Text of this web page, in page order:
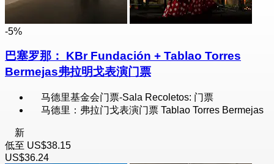
-5%
巴塞罗那： KBr Fundación + Tablao Torres
Bermejas弗拉明戈表演门票
马德里基金会门票-Sala Recoletos: 门票
马德里：弗拉门戈表演门票 Tablao Torres Bermejas
新
低至 US$38.15
US$36.24